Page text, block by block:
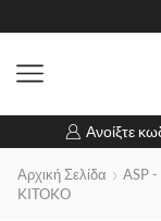
Ανοίξτε
Αρχική Σελίδα ASP
KITOKO